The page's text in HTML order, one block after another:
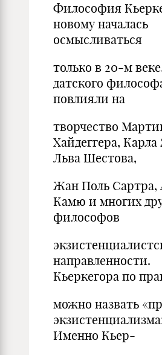
Философия
новому началась
осмысливаться
только в 20-м
датского
повлияли на
творчество
Хайдеггера, Карла
Льва Шестова,
Жан Поль Сартра,
Камю и многих
философов
направленности.
Кьеркегора по
можно назвать
Именно Кьер-